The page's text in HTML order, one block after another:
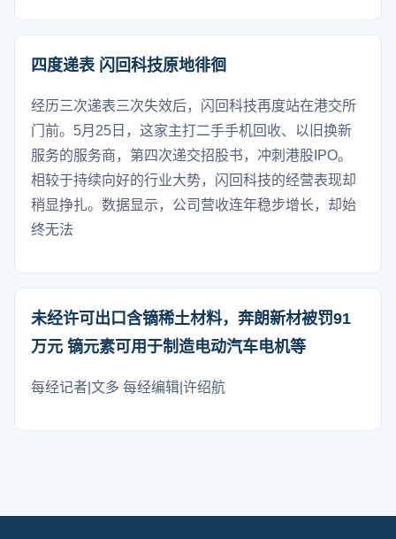
四度递表 闪回科技原地徘徊
经历三次递表三次失效后，闪回科技再度站在港交所
门前。5月25日，这家主打二手手机回收、以旧换新
服务的服务商，第四次递交招股书，冲刺港股IPO。
相较于持续向好的行业大势，闪回科技的经营表现却
稍显挣扎。数据显示，公司营收连年稳步增长，却始
终无法
未经许可出口含镝稀土材料，奔朗新材被罚91
万元 镝元素可用于制造电动汽车电机等
每经记者|文多 每经编辑|许绍航